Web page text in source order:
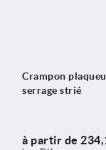
Crampon
serrage strié
à partir de